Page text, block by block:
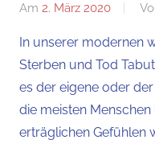
Am 2. März 2020
In unserer modernen
Sterben und Tod
es der eigene oder
die meisten
erträglichen Gefühlen